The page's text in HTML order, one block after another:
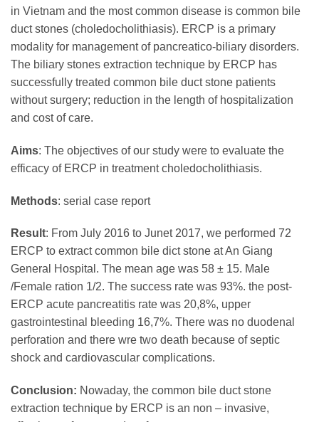
in Vietnam and the most common disease is common bile
duct stones (choledocholithiasis). ERCP is a primary
modality for management of pancreatico-biliary disorders.
The biliary stones extraction technique by ERCP has
successfully treated common bile duct stone patients
without surgery; reduction in the length of hospitalization
and cost of care.
Aims: The objectives of our study were to evaluate the
efficacy of ERCP in treatment choledocholithiasis.
Methods: serial case report
Result: From July 2016 to Junet 2017, we performed 72
ERCP to extract common bile dict stone at An Giang
General Hospital. The mean age was 58 ± 15. Male
/Female ration 1/2. The success rate was 93%. the post-
ERCP acute pancreatitis rate was 20,8%, upper
gastrointestinal bleeding 16,7%. There was no duodenal
perforation and there wre two death because of septic
shock and cardiovascular complications.
Conclusion: Nowaday, the common bile duct stone
extraction technique by ERCP is an non – invasive,